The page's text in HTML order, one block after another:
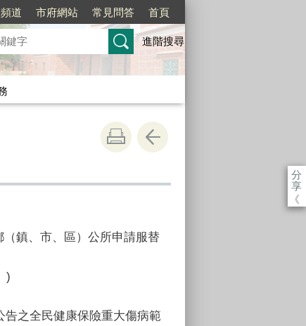
道 市府網站 常見問答 首頁
進階搜尋
分
享
《
鎮、市、區）公所申請服替
)
之全民健康保險重大傷病範